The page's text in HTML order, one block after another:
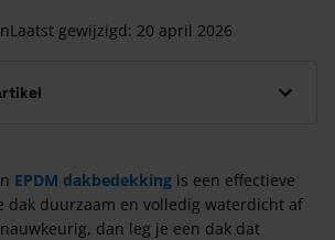
Laatst gewijzigd: 20 april 2026
EPDM dakbedekking is een effectieve
dak duurzaam en volledig waterdicht af
dan leg je een dak dat